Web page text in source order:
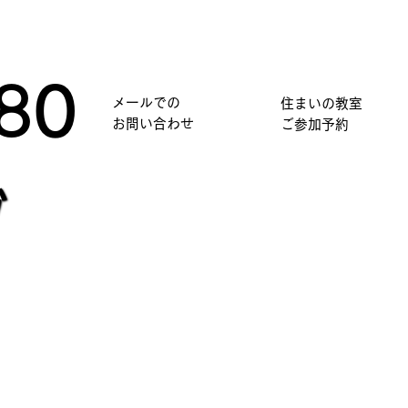
メールでの
​お問い合わせ
住まいの教室
​ご参加予約